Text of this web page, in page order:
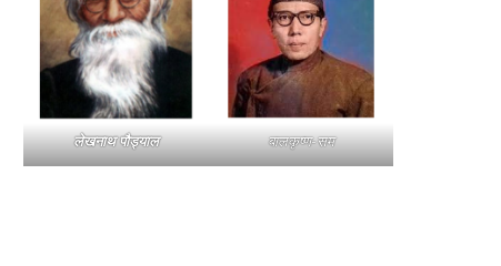
लेखनाथ पौड्याल बालकृष्ण-सम